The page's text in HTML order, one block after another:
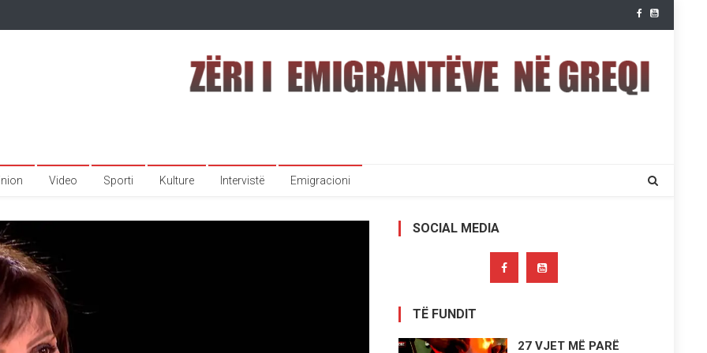
Video Sporti Kulture Intervistë Emigracioni
SOCIAL MEDIA
TË FUNDIT
27 VJET MË PARË